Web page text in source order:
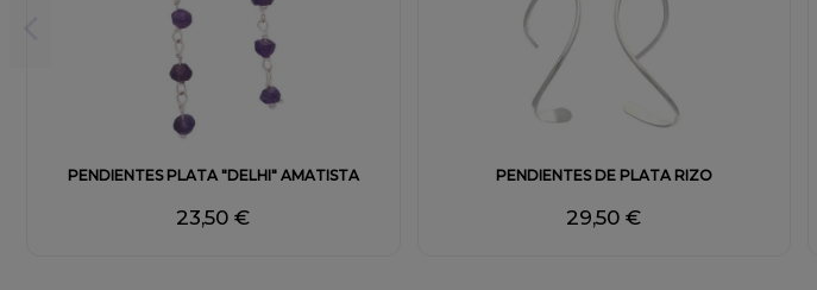
PENDIENTES PLATA "DELHI" AMATISTA
23,50 €
PENDIENTES DE PLATA RIZO
29,50 €